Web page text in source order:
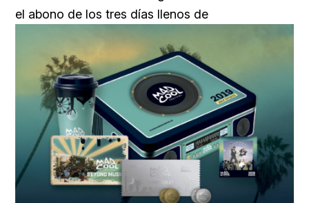
el abono de los tres días llenos de